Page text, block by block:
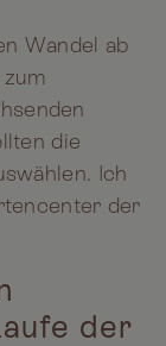
Wandel ab
die
Ich
der
der